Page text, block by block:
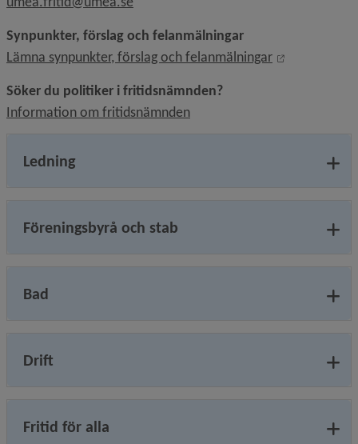
Synpunkter, förslag och felanmälningar
Lämna synpunkter, förslag och felanmälningar
Länk till
Söker du politiker i fritidsnämnden?
Information om fritidsnämnden
Ledning
Föreningsbyrå och stab
Bad
Drift
Fritid för alla